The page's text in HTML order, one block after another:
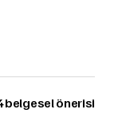
belgesel önerisi